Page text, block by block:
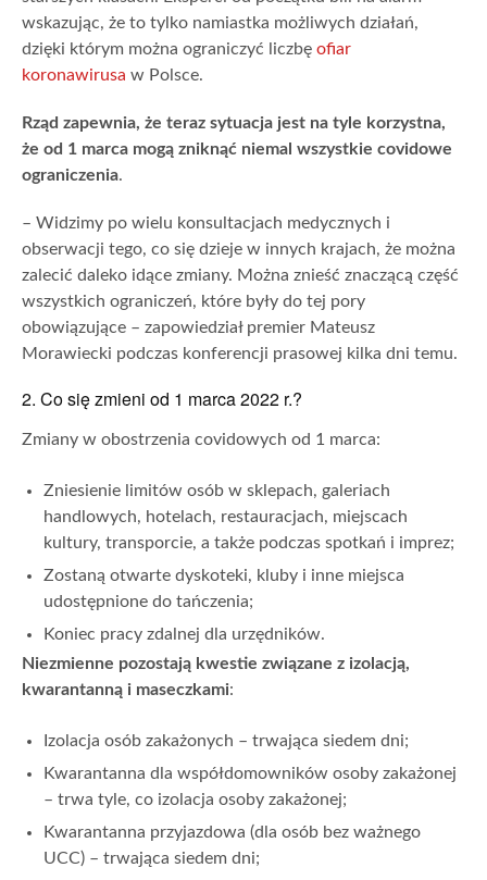
wskazując, że to tylko namiastka możliwych działań,
dzięki którym można ograniczyć liczbę ofiar
koronawirusa w Polsce.
Rząd zapewnia, że teraz sytuacja jest na tyle korzystna,
że od 1 marca mogą zniknąć niemal wszystkie covidowe
ograniczenia.
– Widzimy po wielu konsultacjach medycznych i
obserwacji tego, co się dzieje w innych krajach, że można
zalecić daleko idące zmiany. Można znieść znaczącą część
wszystkich ograniczeń, które były do tej pory
obowiązujące – zapowiedział premier Mateusz
Morawiecki podczas konferencji prasowej kilka dni temu.
2. Co się zmieni od 1 marca 2022 r.?
Zmiany w obostrzenia covidowych od 1 marca:
Zniesienie limitów osób w sklepach, galeriach
handlowych, hotelach, restauracjach, miejscach
kultury, transporcie, a także podczas spotkań i imprez;
Zostaną otwarte dyskoteki, kluby i inne miejsca
udostępnione do tańczenia;
Koniec pracy zdalnej dla urzędników.
Niezmienne pozostają kwestie związane z izolacją,
kwarantanną i maseczkami:
Izolacja osób zakażonych – trwająca siedem dni;
Kwarantanna dla współdomowników osoby zakażonej
– trwa tyle, co izolacja osoby zakażonej;
Kwarantanna przyjazdowa (dla osób bez ważnego
UCC) – trwająca siedem dni;